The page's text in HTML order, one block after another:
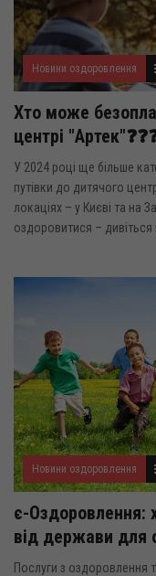
Новини оздоровлення
Хто може
центрі
У 2024 році ще більше
путівки до дитячого
локаціях – у Києві та на
оздоровитися – дивіться
Новини оздоровлення
є-Оздоровлення:
від держави для
Послуги з оздоровлення